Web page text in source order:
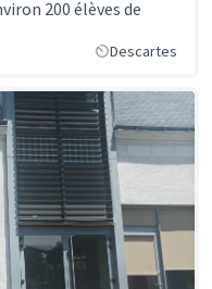
200 élèves de
Descartes